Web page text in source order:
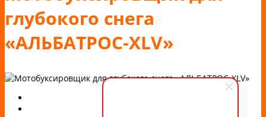
глубокого снега
«АЛЬБАТРОС-XLV»